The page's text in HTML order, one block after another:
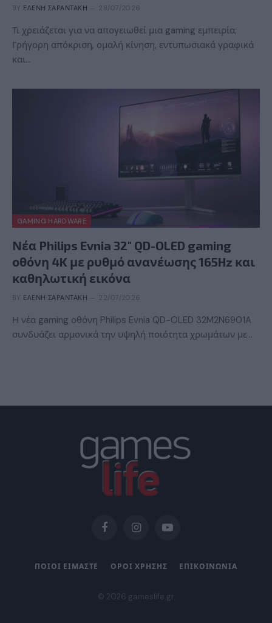
BY ΕΛΈΝΗ ΣΑΡΑΝΤΆΚΗ 28/07/2026
Τι χρειάζεται για να απογειωθεί μια gaming εμπειρία;
Γρήγορη απόκριση, ομαλή κίνηση, εντυπωσιακά γραφικά
και…
GAMING HARDWARE
Νέα Philips Evnia 32″ QD-OLED gaming
οθόνη 4K με ρυθμό ανανέωσης 165Hz και
καθηλωτική εικόνα
BY ΕΛΈΝΗ ΣΑΡΑΝΤΆΚΗ 22/07/2026
Η νέα gaming οθόνη Philips Evnia QD-OLED 32M2N6901A
συνδυάζει αρμονικά την υψηλή ποιότητα χρωμάτων με…
FacebookInstagramYouTube
ΠΟΙΟΙ ΕΙΜΑΣΤΕ ΟΡΟΙ ΧΡΗΣΗΣ ΕΠΙΚΟΙΝΩΝΙΑ
© 2026 gameslife.gr